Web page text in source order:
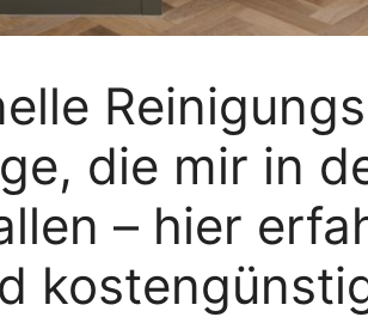
die mir in
– hier